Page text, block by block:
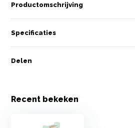
Productomschrijving
Specificaties
Delen
Recent bekeken